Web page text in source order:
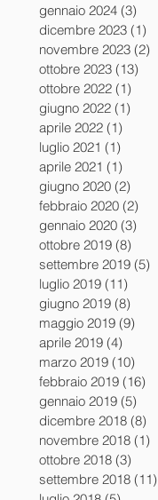
gennaio 2024 (3)
dicembre 2023 (1)
novembre 2023 (2)
ottobre 2023 (13)
ottobre 2022 (1)
giugno 2022 (1)
aprile 2022 (1)
luglio 2021 (1)
aprile 2021 (1)
giugno 2020 (2)
febbraio 2020 (2)
gennaio 2020 (3)
ottobre 2019 (8)
settembre 2019 (5)
luglio 2019 (11)
giugno 2019 (8)
maggio 2019 (9)
aprile 2019 (4)
marzo 2019 (10)
febbraio 2019 (16)
gennaio 2019 (5)
dicembre 2018 (8)
novembre 2018 (1)
ottobre 2018 (3)
settembre 2018 (11)